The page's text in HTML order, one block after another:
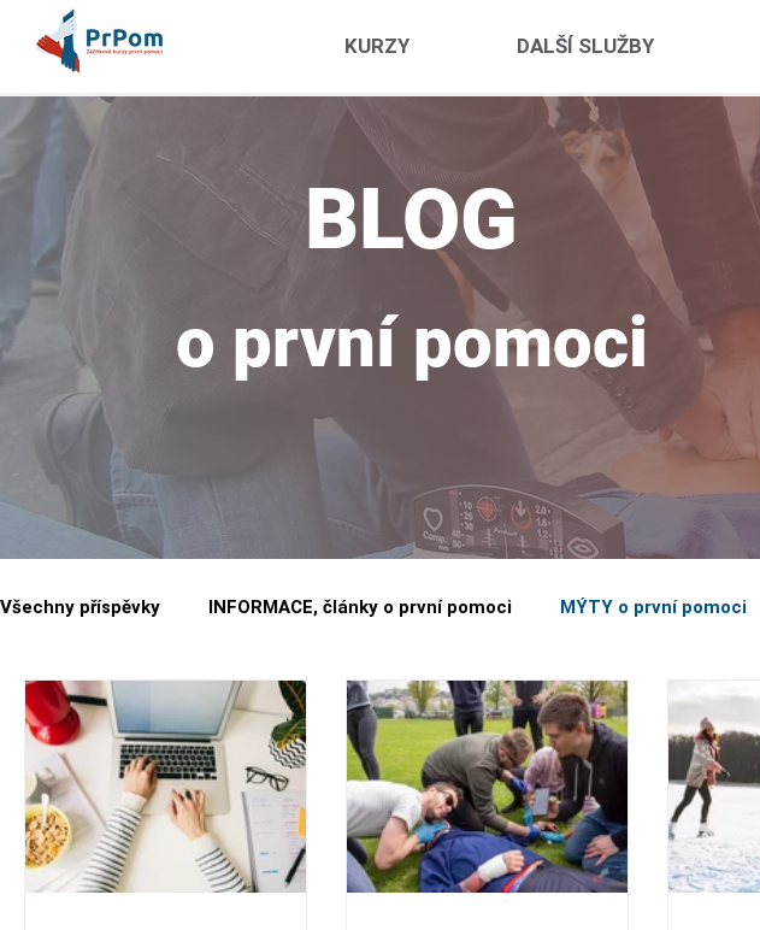
KURZY DALŠÍ SLUŽBY
BLOG
o první pomoci
Všechny příspěvky INFORMACE, články o první pomoci MÝTY o první pomoci
FIRMY a organizace